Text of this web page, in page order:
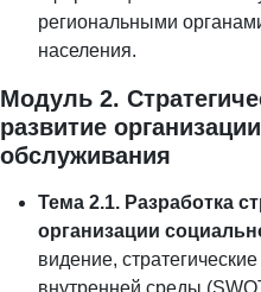
региональными
населения.
Модуль 2.
развитие
обслуживания
Тема 2.1. Разработка
организации
видение,